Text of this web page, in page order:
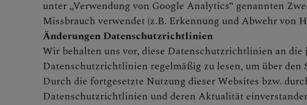
unter „Verwendung von Google Analytics“ genannten
Missbrauch verwendet (z.B. Erkennung und Abwehr von
Änderungen Datenschutzrichtlinien
Wir behalten uns vor, diese Datenschutzrichtlinien an
Datenschutzrichtlinien regelmäßig zu lesen, um über den
Durch die fortgesetzte Nutzung dieser Websites bzw.
Datenschutzrichtlinien und deren Aktualität